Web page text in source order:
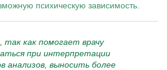
психическую зависимость.
как помогает врачу
при интерпретации
анализов, выносить более